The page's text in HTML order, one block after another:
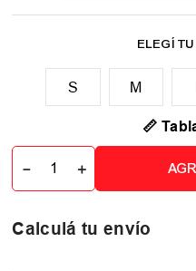
M
📏
＋
－
Calculá tu envío